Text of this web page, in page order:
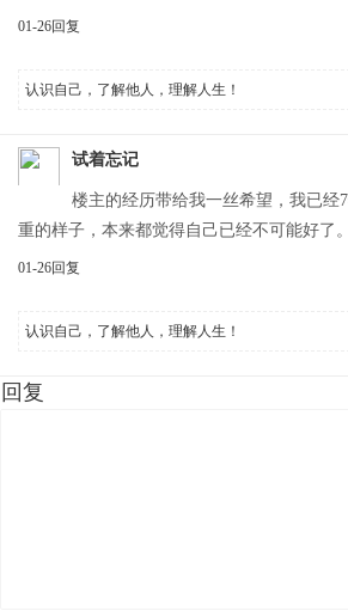
01-26回复
认识自己，了解他人，理解人生！
试着忘记
楼主的经历带给我一丝希望，我已经
重的样子，本来都觉得自己已经不可能好了。
01-26回复
认识自己，了解他人，理解人生！
回复